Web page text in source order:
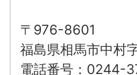
〒976-8601
福島県相馬市中村
電話番号：0244-